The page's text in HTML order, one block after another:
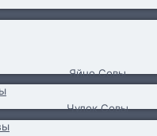
Яйцо Совы
Чулок Совы